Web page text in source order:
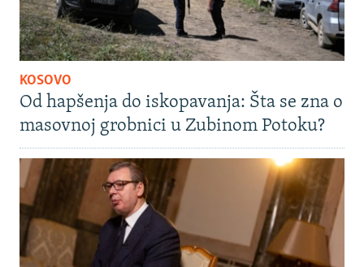
KOSOVO
Od hapšenja do iskopavanja: Šta se zna o
masovnoj grobnici u Zubinom Potoku?